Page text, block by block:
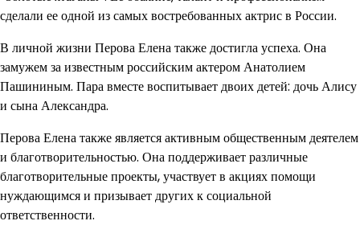
сделали ее одной из самых востребованных актрис в России.
В личной жизни Перова Елена также достигла успеха. Она
замужем за известным российским актером Анатолием
Пашининым. Пара вместе воспитывает двоих детей: дочь Алису
и сына Александра.
Перова Елена также является активным общественным деятелем
и благотворительностью. Она поддерживает различные
благотворительные проекты, участвует в акциях помощи
нуждающимся и призывает других к социальной
ответственности.